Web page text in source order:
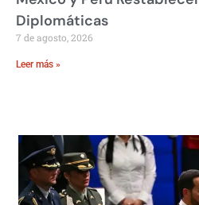
Diplomáticas
7 de agosto, 2026
Leer más »